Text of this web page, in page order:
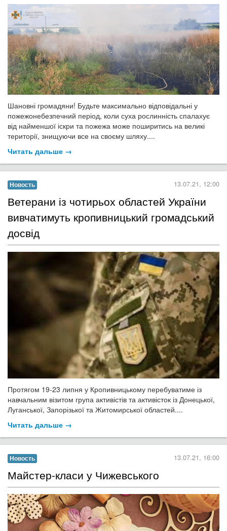
Шановні громадяни! Будьте максимально відповідальні у
пожежонебезпечний період, коли суха рослинність спалахує
від найменшої іскри та пожежа може поширитись на великі
території, знищуючи все на своєму шляху....
Читать дальше →
Новость 13.07.21, 12:00
​Ветерани із чотирьох областей України
вивчатимуть кропивницький громадський
досвід
Протягом 19-23 липня у Кропивницькому перебуватиме із
навчальним візитом група активістів та активісток із Донецької,
Луганської, Запорізької та Житомирської областей....
Читать дальше →
Новость 13.07.21, 16:00
Майстер-класи у Чижевського